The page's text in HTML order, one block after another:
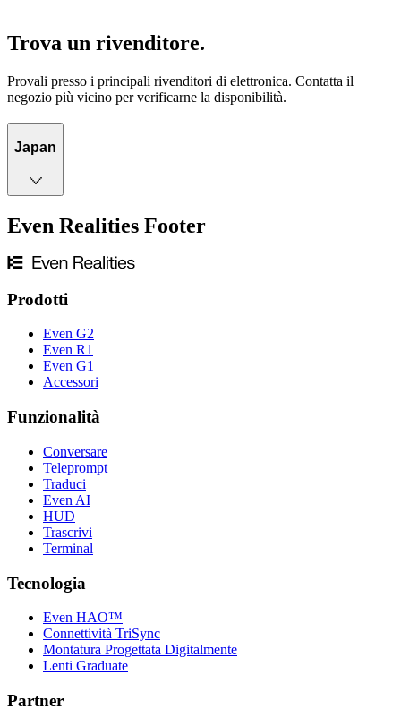
Trova un rivenditore.
Provali presso i principali rivenditori di elettronica. Contatta il
negozio più vicino per verificarne la disponibilità.
Japan
Even Realities Footer
Prodotti
Even G2
Even R1
Even G1
Accessori
Funzionalità
Conversare
Teleprompt
Traduci
Even AI
HUD
Trascrivi
Terminal
Tecnologia
Even HAO™
Connettività TriSync
Montatura Progettata Digitalmente
Lenti Graduate
Partner